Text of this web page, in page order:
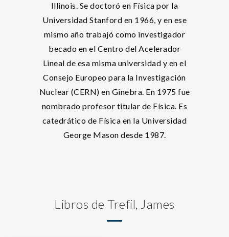
Illinois. Se doctoró en Física por la
Universidad Stanford en 1966, y en ese
mismo año trabajó como investigador
becado en el Centro del Acelerador
Lineal de esa misma universidad y en el
Consejo Europeo para la Investigación
Nuclear (CERN) en Ginebra. En 1975 fue
nombrado profesor titular de Física. Es
catedrático de Física en la Universidad
George Mason desde 1987.
Libros de Trefil, James